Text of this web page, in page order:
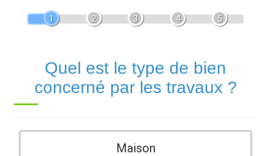
1 2 3 4 5
Quel est le type de bien
concerné par les travaux ?
Maison